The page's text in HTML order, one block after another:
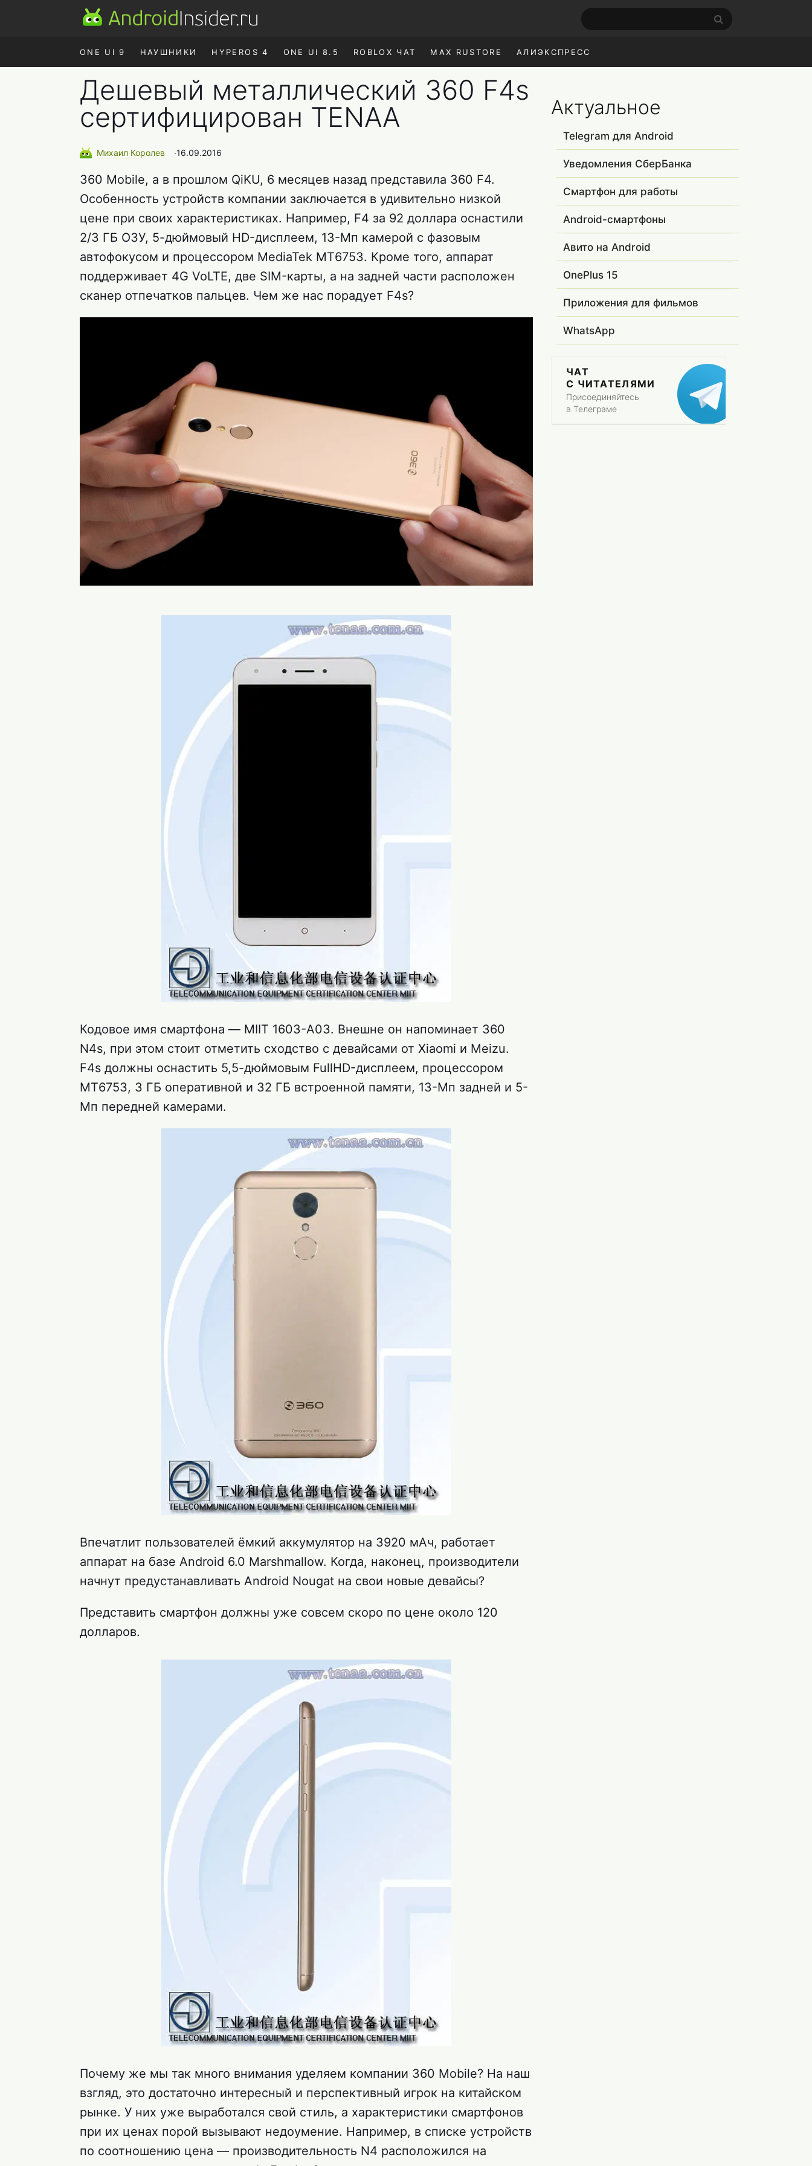
ONE UI 9 НАУШНИКИ HYPEROS 4 ONE UI 8.5 ROBLOX ЧАТ MAX RUSTORE АЛИЭКСПРЕСС
Дешевый металлический 360 F4s
сертифицирован TENAA
Михаил Королев ∙16.09.2016
360 Mobile, а в прошлом QiKU, 6 месяцев назад представила 360 F4.
Особенность устройств компании заключается в удивительно низкой
цене при своих характеристиках. Например, F4 за 92 доллара оснастили
2/3 ГБ ОЗУ, 5-дюймовый HD-дисплеем, 13-Мп камерой с фазовым
автофокусом и процессором MediaTek MT6753. Кроме того, аппарат
поддерживает 4G VoLTE, две SIM-карты, а на задней части расположен
сканер отпечатков пальцев. Чем же нас порадует F4s?
Кодовое имя смартфона — MIIT 1603-A03. Внешне он напоминает 360
N4s, при этом стоит отметить сходство с девайсами от Xiaomi и Meizu.
F4s должны оснастить 5,5-дюймовым FullHD-дисплеем, процессором
MT6753, 3 ГБ оперативной и 32 ГБ встроенной памяти, 13-Мп задней и 5-
Мп передней камерами.
Впечатлит пользователей ёмкий аккумулятор на 3920 мАч, работает
аппарат на базе Android 6.0 Marshmallow. Когда, наконец, производители
начнут предустанавливать Android Nougat на свои новые девайсы?
Представить смартфон должны уже совсем скоро по цене около 120
долларов.
Почему же мы так много внимания уделяем компании 360 Mobile? На наш
взгляд, это достаточно интересный и перспективный игрок на китайском
рынке. У них уже выработался свой стиль, а характеристики смартфонов
при их ценах порой вызывают недоумение. Например, в списке устройств
по соотношению цена — производительность N4 расположился на
Актуальное
Telegram для Android
Уведомления СберБанка
Смартфон для работы
Android-смартфоны
Авито на Android
OnePlus 15
Приложения для фильмов
WhatsApp
ЧАТ
С ЧИТАТЕЛЯМИ
Присоединяйтесь
в Телеграме